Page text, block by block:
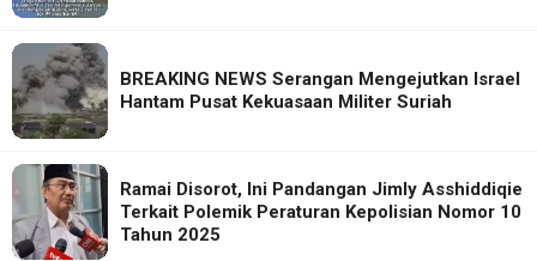
BREAKING NEWS Serangan Mengejutkan Israel
Hantam Pusat Kekuasaan Militer Suriah
Ramai Disorot, Ini Pandangan Jimly Asshiddiqie
Terkait Polemik Peraturan Kepolisian Nomor 10
Tahun 2025